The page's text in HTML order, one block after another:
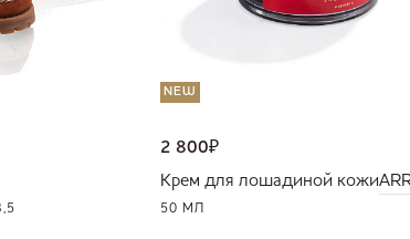
NEW
2 800₽
Крем для лошадиной кожи
50 МЛ